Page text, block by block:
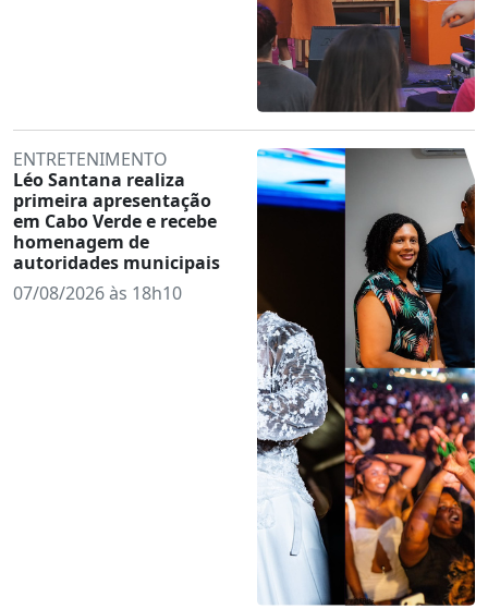
ENTRETENIMENTO
Léo Santana realiza
primeira apresentação
em Cabo Verde e recebe
homenagem de
autoridades municipais
07/08/2026 às 18h10